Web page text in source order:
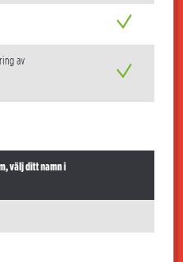
av
välj ditt namn i